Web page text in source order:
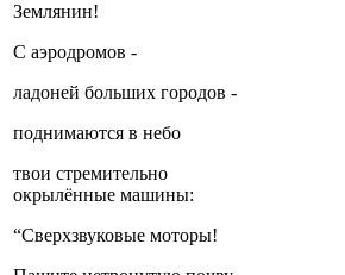
Землянин!
С аэродромов -
ладоней больших городов -
поднимаются в небо
твои стремительно
окрылённые машины:
“Сверхзвуковые моторы!